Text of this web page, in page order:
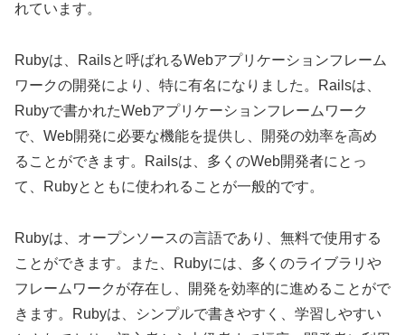
れています。
Rubyは、Railsと呼ばれるWebアプリケーションフレーム
ワークの開発により、特に有名になりました。Railsは、
Rubyで書かれたWebアプリケーションフレームワーク
で、Web開発に必要な機能を提供し、開発の効率を高め
ることができます。Railsは、多くのWeb開発者にとっ
て、Rubyとともに使われることが一般的です。
Rubyは、オープンソースの言語であり、無料で使用する
ことができます。また、Rubyには、多くのライブラリや
フレームワークが存在し、開発を効率的に進めることがで
きます。Rubyは、シンプルで書きやすく、学習しやすい